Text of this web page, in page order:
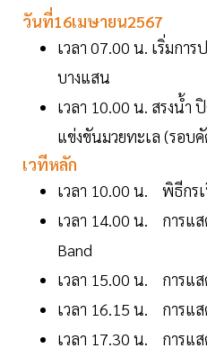
วันที่16เมษายน2567
เวลา 07.00 น. เริ่มกา
บางแสน
เวลา 10.00 น. สรงน้ำ
แข่งขันมวยทะเล (รอบ
เวทีหลัก
เวลา 10.00 น. พิธีกร
เวลา 14.00 น. การแส
Band
เวลา 15.00 น. การแส
เวลา 16.15 น. การแส
เวลา 17.30 น. การแส